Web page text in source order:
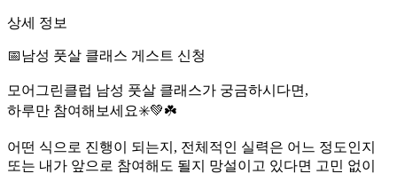
상세 정보
📅남성 풋살 클래스 게스트 신청
모어그린클럽 남성 풋살 클래스가 궁금하시다면,
하루만 참여해보세요✳️💚☘️
어떤 식으로 진행이 되는지, 전체적인 실력은 어느 정도인지
또는 내가 앞으로 참여해도 될지 망설이고 있다면 고민 없이